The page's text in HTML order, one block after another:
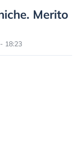
Merito
18:23